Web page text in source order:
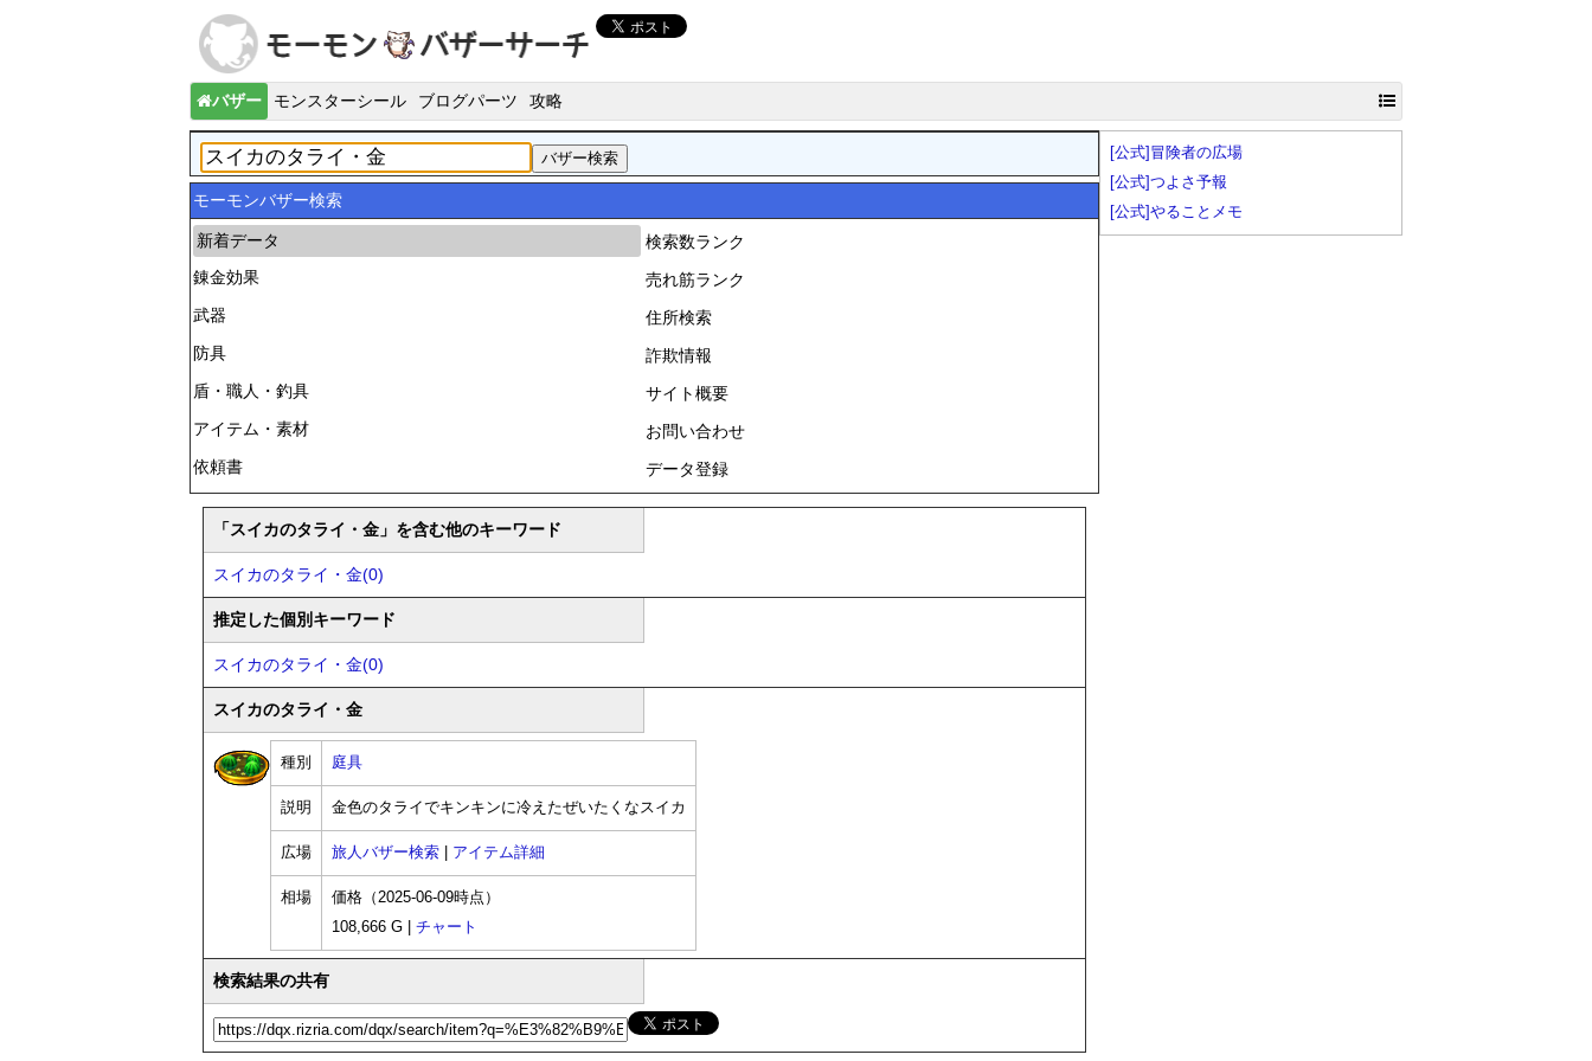
バザー モンスターシール ブログパーツ 攻略
モーモンバザー検索
新着データ
錬金効果
武器
防具
盾・職人・釣具
アイテム・素材
依頼書
検索数ランク
売れ筋ランク
住所検索
詐欺情報
サイト概要
お問い合わせ
データ登録
「スイカのタライ・金」を含む他のキーワード
スイカのタライ・金(0)
推定した個別キーワード
スイカのタライ・金(0)
スイカのタライ・金
種別 庭具
説明 金色のタライでキンキンに冷えたぜいたくなスイカ
広場 旅人バザー検索 アイテム詳細
相場
価格（2025-06-09時点）
108,666 G | チャート
検索結果の共有
[公式]冒険者の広場
[公式]つよさ予報
[公式]やることメモ